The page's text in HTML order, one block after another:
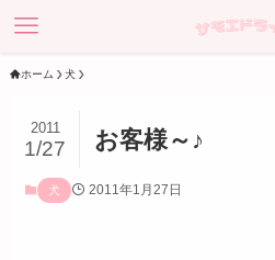
ホーム 犬
お客様～♪
2011
1/27
犬 2011年1月27日